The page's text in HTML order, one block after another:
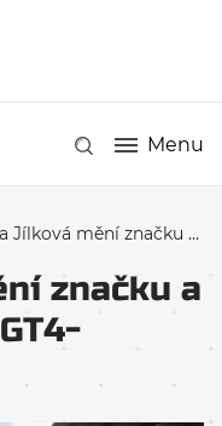
Menu
mění značku a vrací se do ADAC-GT4-Germany
značku a